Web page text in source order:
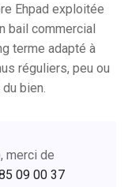
Ehpad exploitée
bail commercial
terme adapté à
réguliers, peu ou
bien.
merci de
09 00 37